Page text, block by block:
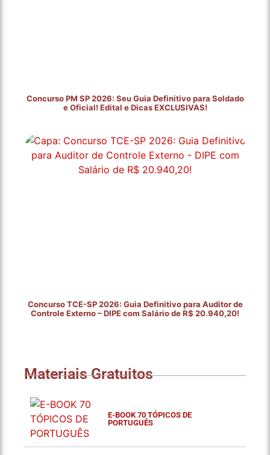
Concurso PM SP 2026: Seu Guia Definitivo para Soldado
e Oficial! Edital e Dicas EXCLUSIVAS!
Concurso TCE-SP 2026: Guia Definitivo para Auditor de
Controle Externo – DIPE com Salário de R$ 20.940,20!
Materiais Gratuitos
E-BOOK 70 TÓPICOS DE
PORTUGUÊS